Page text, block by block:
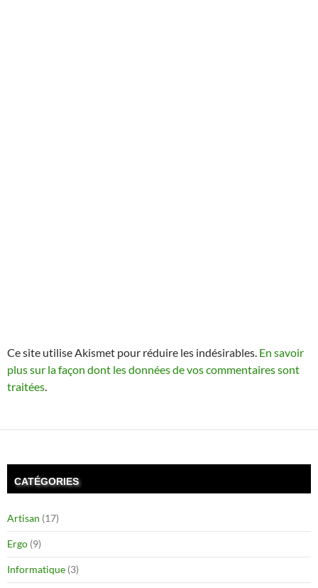
Ce site utilise Akismet pour réduire les indésirables. En savoir
plus sur la façon dont les données de vos commentaires sont
traitées.
CATÉGORIES
Artisan (17)
Ergo (9)
Informatique (3)